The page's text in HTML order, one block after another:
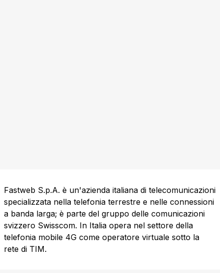
Fastweb S.p.A. è un'azienda italiana di telecomunicazioni
specializzata nella telefonia terrestre e nelle connessioni
a banda larga; è parte del gruppo delle comunicazioni
svizzero Swisscom. In Italia opera nel settore della
telefonia mobile 4G come operatore virtuale sotto la
rete di TIM.